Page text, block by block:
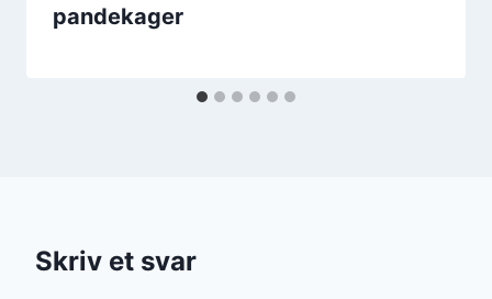
pandekager
Skriv et svar